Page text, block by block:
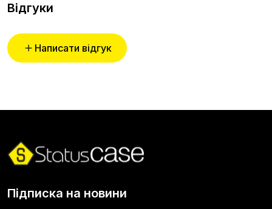
Відгуки
Написати відгук
Підписка на новини